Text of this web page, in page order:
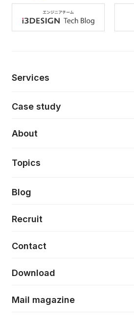
Services
AI駆動開発支援
モダナイゼーション
特徴量エンジニアリングと生成AI
フロントエンド開発
Case study
About
About
Topics
Press release
News
Event/Seminer
Blog
Recruit
Contact
Download
Mail magazine